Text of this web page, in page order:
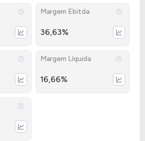
Margem Ebitda
36,63%
Margem Líquida
16,66%